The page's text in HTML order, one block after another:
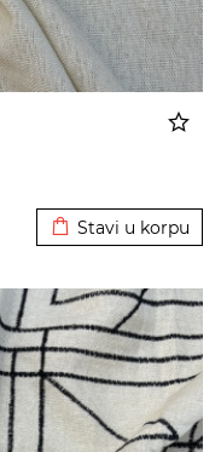
Stavi u korpu